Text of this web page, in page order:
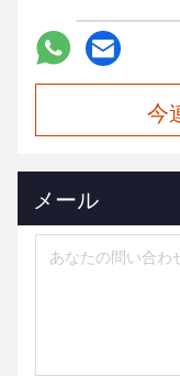
今
メール